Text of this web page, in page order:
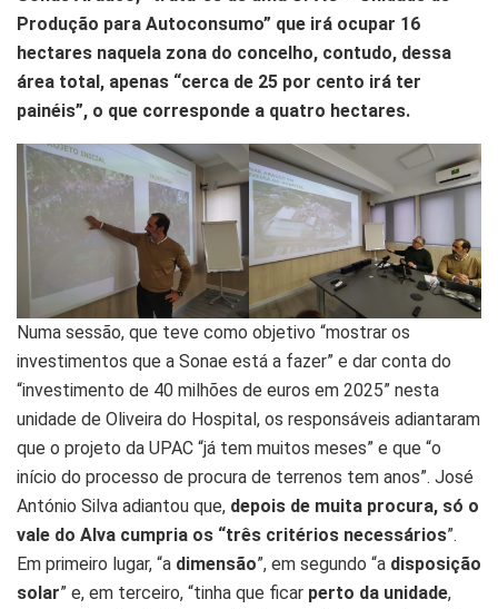
Produção para Autoconsumo” que irá ocupar 16
hectares naquela zona do concelho, contudo, dessa
área total, apenas “cerca de 25 por cento irá ter
painéis”, o que corresponde a quatro hectares.
Numa sessão, que teve como objetivo “mostrar os
investimentos que a Sonae está a fazer” e dar conta do
“investimento de 40 milhões de euros em 2025” nesta
unidade de Oliveira do Hospital, os responsáveis adiantaram
que o projeto da UPAC “já tem muitos meses” e que “o
início do processo de procura de terrenos tem anos”. José
António Silva adiantou que, depois de muita procura, só o
vale do Alva cumpria os “três critérios necessários”.
Em primeiro lugar, “a dimensão”, em segundo “a disposição
solar” e, em terceiro, “tinha que ficar perto da unidade,